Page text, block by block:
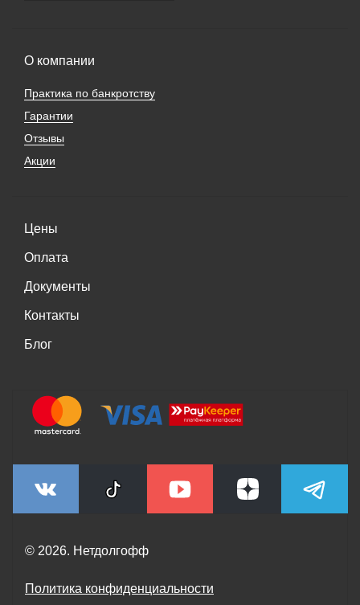
О компании
Практика по банкротству
Гарантии
Отзывы
Акции
Цены
Оплата
Документы
Контакты
Блог
© 2026. Нетдолгофф
Политика конфиденциальности